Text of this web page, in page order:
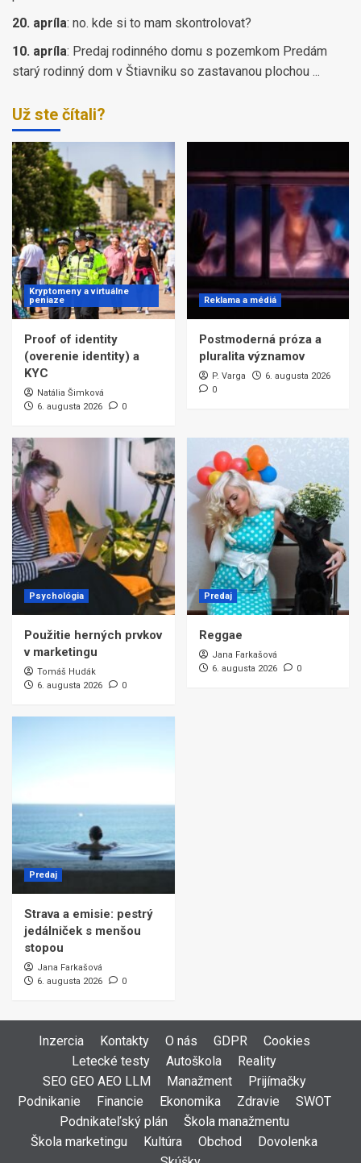
20. apríla: no. kde si to mam skontrolovat?
10. apríla: Predaj rodinného domu s pozemkom Predám
starý rodinný dom v Štiavniku so zastavanou plochou ...
Už ste čítali?
Kryptomeny a virtuálne
peniaze
Proof of identity
(overenie identity) a
KYC
Natália Šimková
6. augusta 2026
0
Reklama a médiá
Postmoderná próza a
pluralita významov
P. Varga
6. augusta 2026
0
Psychológia
Použitie herných prvkov
v marketingu
Tomáš Hudák
6. augusta 2026
0
Predaj
Reggae
Jana Farkašová
6. augusta 2026
0
Predaj
Strava a emisie: pestrý
jedálniček s menšou
stopou
Jana Farkašová
6. augusta 2026
0
Inzercia Kontakty O nás GDPR
Cookies
Letecké testy
Autoškola
Reality
SEO GEO AEO LLM
Manažment
Prijímačky
Podnikanie
Financie Ekonomika Zdravie
SWOT
Podnikateľský plán
Škola manažmentu
Škola marketingu
Kultúra Obchod
Dovolenka